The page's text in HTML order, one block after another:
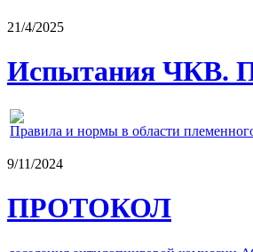
21/4/2025
Испытания ЧКВ.
Правила и нормы в области
9/11/2024
ПРОТОКОЛ